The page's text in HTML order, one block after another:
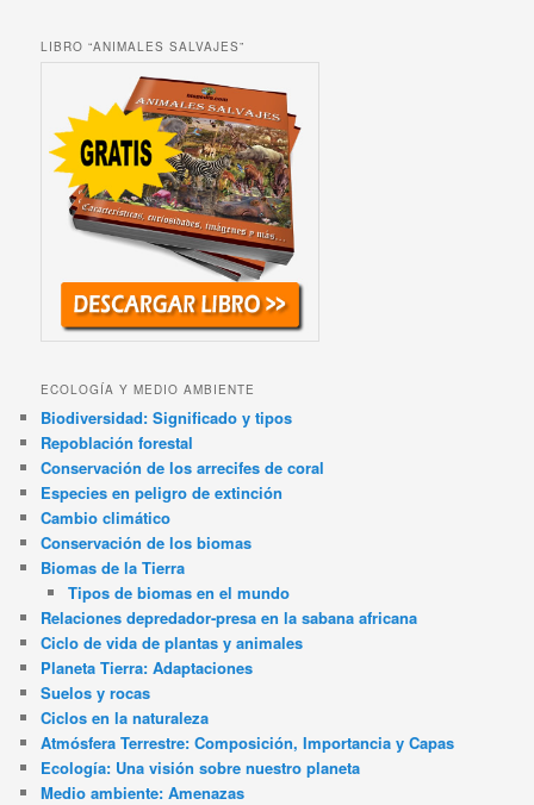
LIBRO “ANIMALES SALVAJES”
ECOLOGÍA Y MEDIO AMBIENTE
Biodiversidad: Significado y tipos
Repoblación forestal
Conservación de los arrecifes de coral
Especies en peligro de extinción
Cambio climático
Conservación de los biomas
Biomas de la Tierra
Tipos de biomas en el mundo
Relaciones depredador-presa en la sabana africana
Ciclo de vida de plantas y animales
Planeta Tierra: Adaptaciones
Suelos y rocas
Ciclos en la naturaleza
Atmósfera Terrestre: Composición, Importancia y Capas
Ecología: Una visión sobre nuestro planeta
Medio ambiente: Amenazas